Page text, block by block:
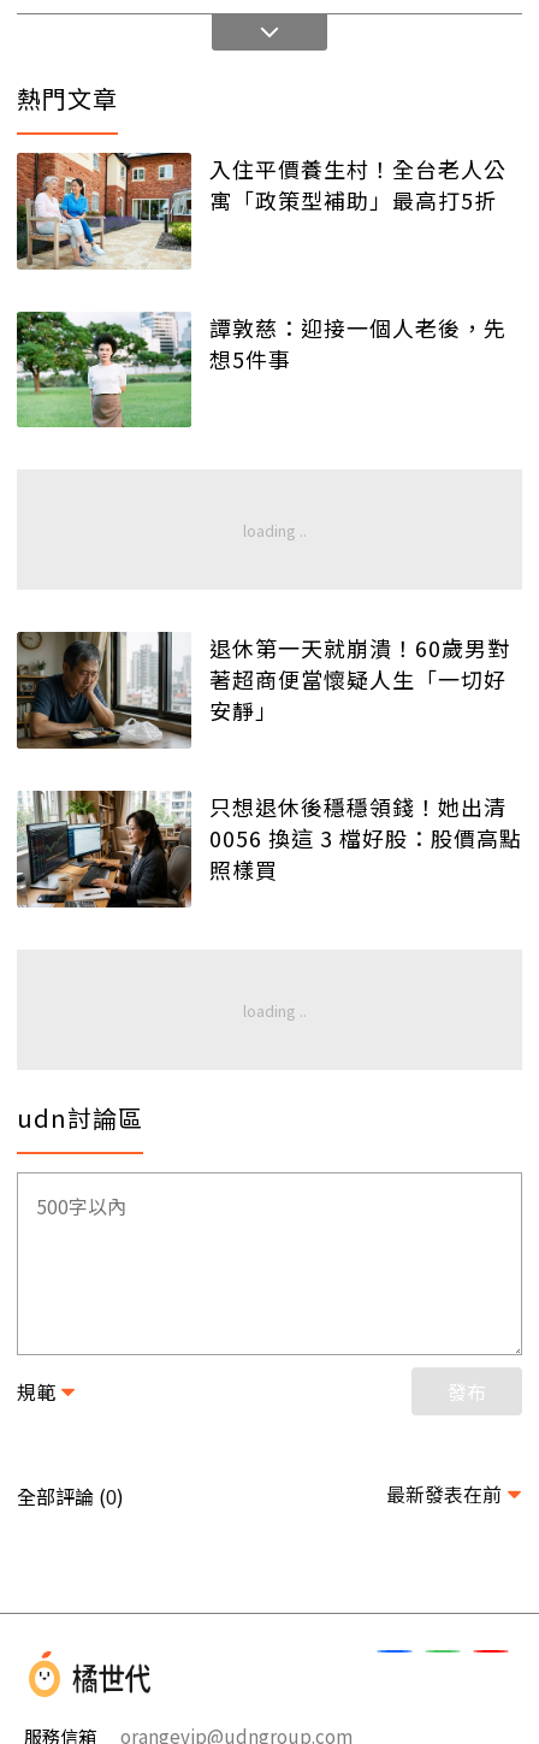
熱門文章
入住平價養生村！全台老人公
寓「政策型補助」最高打5折
譚敦慈：迎接一個人老後，先
想5件事
退休第一天就崩潰！60歲男對
著超商便當懷疑人生「一切好
安靜」
只想退休後穩穩領錢！她出清
0056 換這 3 檔好股：股價高點
照樣買
udn討論區
規範 發布
全部評論 (0) 最新發表在前
服務信箱 orangevip@udngroup.com